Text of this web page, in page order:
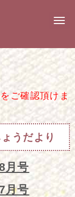
N
g
a
n
ご確認頂けま
うだより
月号
月号